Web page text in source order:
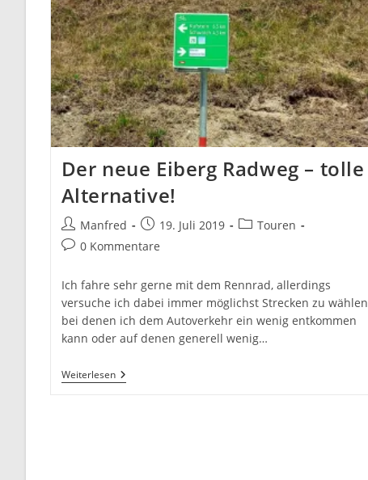
Der neue Eiberg Radweg – tolle
Alternative!
Beitrags-
Autor:
Manfred
Beitrag
veröffentlicht:
19. Juli 2019
Beitrags-
Touren
Beitrags-
0 Kommentare
Ich fahre sehr gerne mit dem Rennrad, allerdings
versuche ich dabei immer möglichst Strecken zu wählen
bei denen ich dem Autoverkehr ein wenig entkommen
kann oder auf denen generell wenig…
WeiterlesenDer
Neue